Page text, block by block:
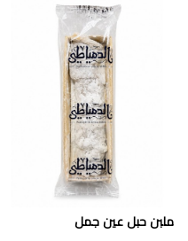
ملبن حبل عين جمل